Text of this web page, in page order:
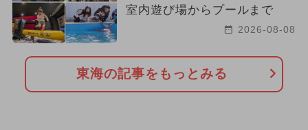
室内遊び場からプールまで
2026-08-08
東海の記事をもっとみる